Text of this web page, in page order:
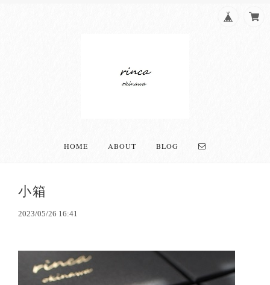
HOME ABOUT BLOG
小箱
2023/05/26 16:41